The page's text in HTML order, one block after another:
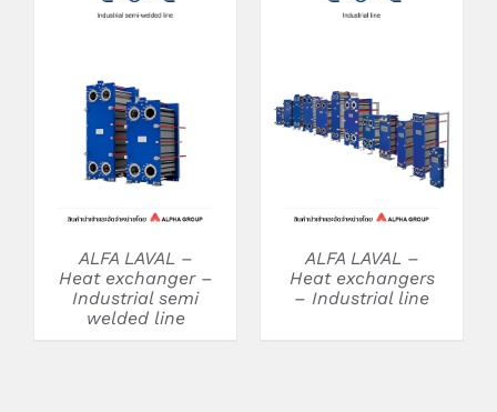
DETAILS
ALFA LAVAL –
Heat exchanger –
Industrial semi
welded line
DETAILS
ALFA LAVAL –
Heat exchangers
– Industrial line